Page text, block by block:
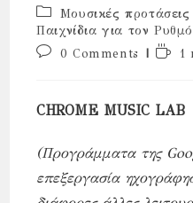
published:
Post
category:
Μουσικές
Παιχνίδια για τον Ρυθμό
Post0 Comments 1
CHROME MUSIC LAB
(Προγράμματα της
επεξεργασία